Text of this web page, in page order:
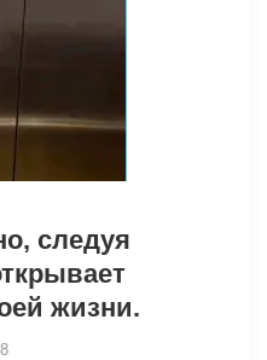
следуя
жизни.